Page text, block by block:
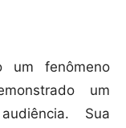
um fenômeno
um
Sua